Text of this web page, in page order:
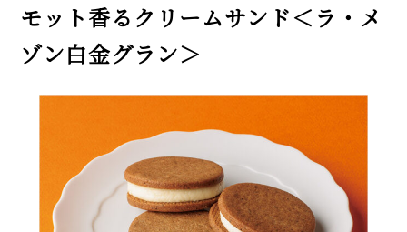
モット香るクリームサンド＜ラ・メ
ゾン白金グラン＞